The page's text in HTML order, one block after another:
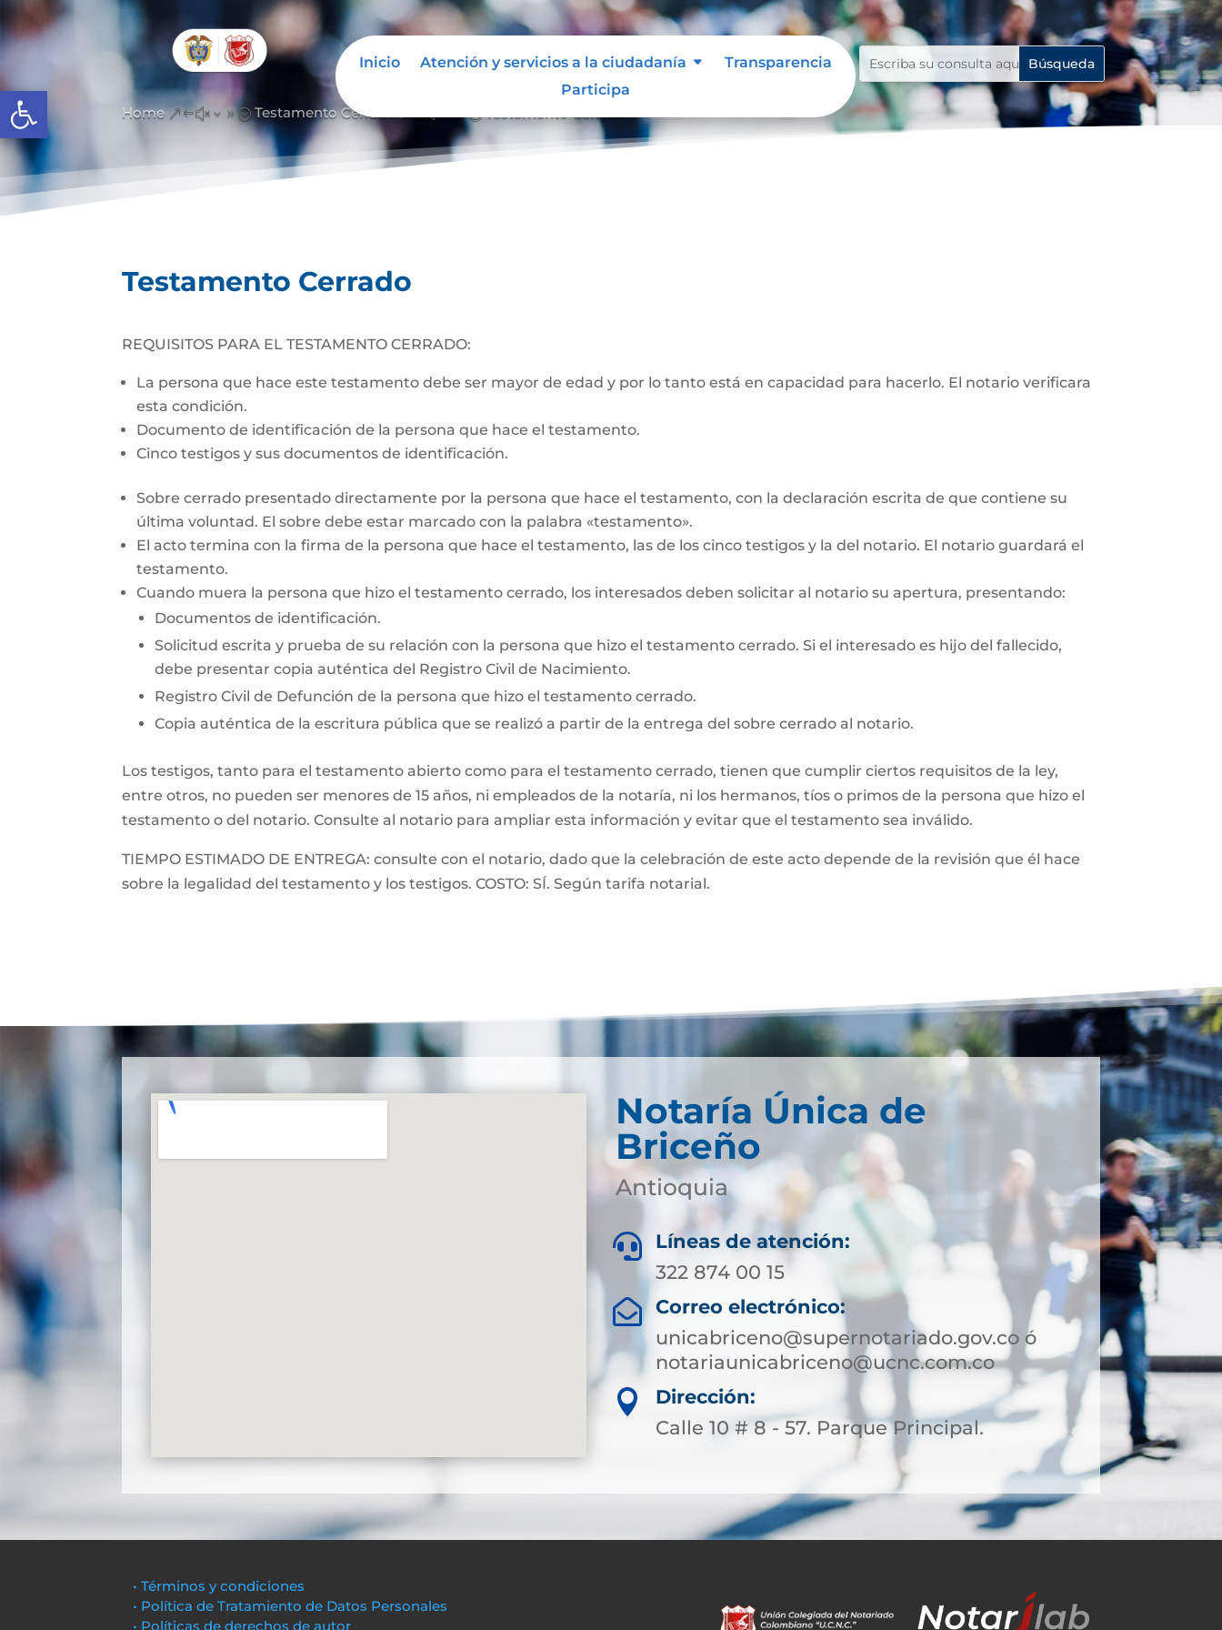
Abrir barra de herramientas
Inicio Atención y servicios a la ciudadanía
Transparencia
Participa
Home &#x39; Testamento Cerrado
Testamento Cerrado
REQUISITOS PARA EL TESTAMENTO CERRADO:
La persona que hace este testamento debe ser mayor de edad y por lo tanto está en capacidad para hacerlo. El notario verificara
esta condición.
Documento de identificación de la persona que hace el testamento.
Cinco testigos y sus documentos de identificación.
Sobre cerrado presentado directamente por la persona que hace el testamento, con la declaración escrita de que contiene su
última voluntad. El sobre debe estar marcado con la palabra «testamento».
El acto termina con la firma de la persona que hace el testamento, las de los cinco testigos y la del notario. El notario guardará el
testamento.
Cuando muera la persona que hizo el testamento cerrado, los interesados deben solicitar al notario su apertura, presentando:
Documentos de identificación.
Solicitud escrita y prueba de su relación con la persona que hizo el testamento cerrado. Si el interesado es hijo del fallecido,
debe presentar copia auténtica del Registro Civil de Nacimiento.
Registro Civil de Defunción de la persona que hizo el testamento cerrado.
Copia auténtica de la escritura pública que se realizó a partir de la entrega del sobre cerrado al notario.
Los testigos, tanto para el testamento abierto como para el testamento cerrado, tienen que cumplir ciertos requisitos de la ley,
entre otros, no pueden ser menores de 15 años, ni empleados de la notaría, ni los hermanos, tíos o primos de la persona que hizo el
testamento o del notario. Consulte al notario para ampliar esta información y evitar que el testamento sea inválido.
TIEMPO ESTIMADO DE ENTREGA: consulte con el notario, dado que la celebración de este acto depende de la revisión que él hace
sobre la legalidad del testamento y los testigos. COSTO: SÍ. Según tarifa notarial.
Notaría Única de
Briceño
Antioquia

Líneas de atención:
322 874 00 15

Correo electrónico:
unicabriceno@supernotariado.gov.co ó
notariaunicabriceno@ucnc.com.co

Dirección:
Calle 10 # 8 - 57. Parque Principal.
• Términos y condiciones
• Política de Tratamiento de Datos Personales
• Políticas de derechos de autor